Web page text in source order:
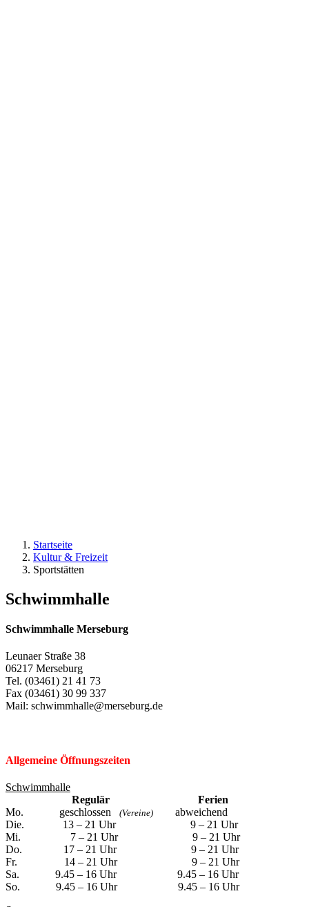
Startseite
Kultur & Freizeit
Sportstätten
Schwimmhalle
Schwimmhalle Merseburg
Leunaer Straße 38
06217 Merseburg
Tel. (03461) 21 41 73
Fax (03461) 30 99 337
Mail: schwimmhalle@merseburg.de
Allgemeine Öffnungszeiten
Schwimmhalle
Regulär
Ferien
Mo. geschlossen (Vereine) abweichend
Die. 13 – 21 Uhr 9 – 21 Uhr
Mi. 7 – 21 Uhr 9 – 21 Uhr
Do. 17 – 21 Uhr 9 – 21 Uhr
Fr. 14 – 21 Uhr 9 – 21 Uhr
Sa. 9.45 – 16 Uhr 9.45 – 16 Uhr
So. 9.45 – 16 Uhr 9.45 – 16 Uhr